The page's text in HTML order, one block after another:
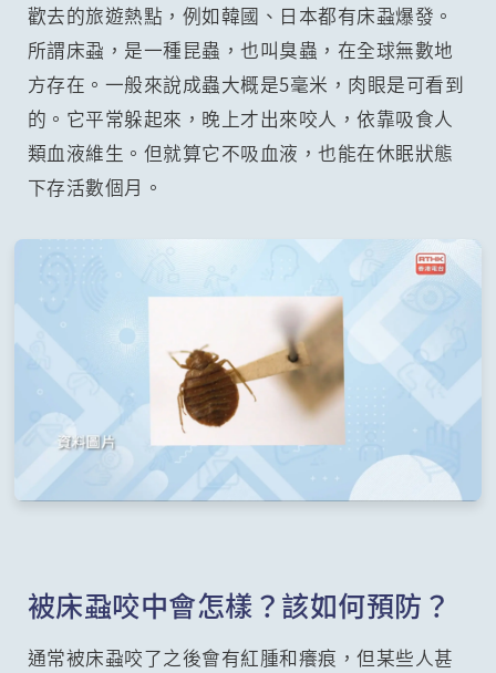
歡去的旅遊熱點，例如韓國、日本都有床蝨爆發。
所謂床蝨，是一種昆蟲，也叫臭蟲，在全球無數地
方存在。一般來說成蟲大概是5毫米，肉眼是可看到
的。它平常躲起來，晚上才出來咬人，依靠吸食人
類血液維生。但就算它不吸血液，也能在休眠狀態
下存活數個月。
被床蝨咬中會怎樣？該如何預防？
通常被床蝨咬了之後會有紅腫和癢痕，但某些人甚